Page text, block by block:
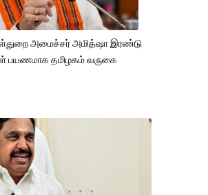
அமைச்சர் அமித்ஷா இரண்டு
பயணமாக தமிழகம் வருகை